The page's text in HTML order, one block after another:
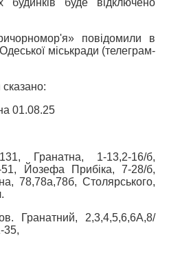
будинків буде відключено
повідомили в
міськради (телеграм-
сказано:
01.08.25
Гранатна, 1-13,2-16/б,
Йозефа Прибіка, 7-28/б,
78,78а,78б, Столярського,
Гранатний, 2,3,4,5,6,6А,8/
35,